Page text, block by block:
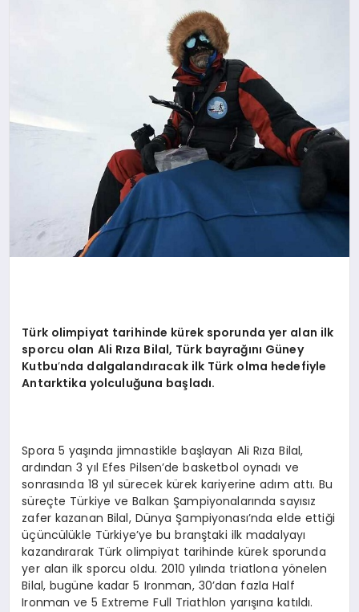
Türk olimpiyat tarihinde kürek sporunda yer alan ilk
sporcu olan Ali Rıza Bilal, Türk bayrağını Güney
Kutbu’nda dalgalandıracak ilk Türk olma hedefiyle
Antarktika yolculuğuna başladı.
Spora 5 yaşında jimnastikle başlayan Ali Rıza Bilal,
ardından 3 yıl Efes Pilsen’de basketbol oynadı ve
sonrasında 18 yıl sürecek kürek kariyerine adım attı. Bu
süreçte Türkiye ve Balkan Şampiyonalarında sayısız
zafer kazanan Bilal, Dünya Şampiyonası’nda elde ettiği
üçüncülükle Türkiye’ye bu branştaki ilk madalyayı
kazandırarak Türk olimpiyat tarihinde kürek sporunda
yer alan ilk sporcu oldu. 2010 yılında triatlona yönelen
Bilal, bugüne kadar 5 Ironman, 30’dan fazla Half
Ironman ve 5 Extreme Full Triathlon yarışına katıldı.